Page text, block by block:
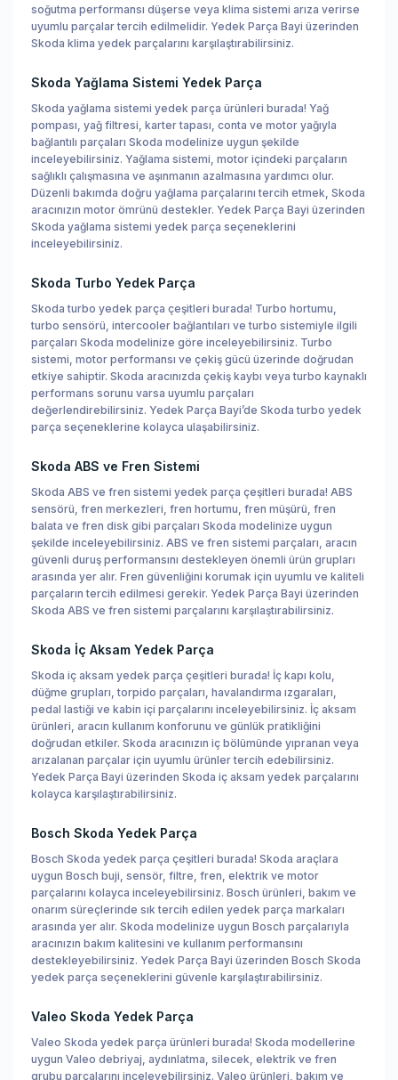
soğutma performansı düşerse veya klima sistemi arıza verirse
uyumlu parçalar tercih edilmelidir. Yedek Parça Bayi üzerinden
Skoda klima yedek parçalarını karşılaştırabilirsiniz.
Skoda Yağlama Sistemi Yedek Parça
Skoda yağlama sistemi yedek parça ürünleri burada! Yağ
pompası, yağ filtresi, karter tapası, conta ve motor yağıyla
bağlantılı parçaları Skoda modelinize uygun şekilde
inceleyebilirsiniz. Yağlama sistemi, motor içindeki parçaların
sağlıklı çalışmasına ve aşınmanın azalmasına yardımcı olur.
Düzenli bakımda doğru yağlama parçalarını tercih etmek, Skoda
aracınızın motor ömrünü destekler. Yedek Parça Bayi üzerinden
Skoda yağlama sistemi yedek parça seçeneklerini
inceleyebilirsiniz.
Skoda Turbo Yedek Parça
Skoda turbo yedek parça çeşitleri burada! Turbo hortumu,
turbo sensörü, intercooler bağlantıları ve turbo sistemiyle ilgili
parçaları Skoda modelinize göre inceleyebilirsiniz. Turbo
sistemi, motor performansı ve çekiş gücü üzerinde doğrudan
etkiye sahiptir. Skoda aracınızda çekiş kaybı veya turbo kaynaklı
performans sorunu varsa uyumlu parçaları
değerlendirebilirsiniz. Yedek Parça Bayi’de Skoda turbo yedek
parça seçeneklerine kolayca ulaşabilirsiniz.
Skoda ABS ve Fren Sistemi
Skoda ABS ve fren sistemi yedek parça çeşitleri burada! ABS
sensörü, fren merkezleri, fren hortumu, fren müşürü, fren
balata ve fren disk gibi parçaları Skoda modelinize uygun
şekilde inceleyebilirsiniz. ABS ve fren sistemi parçaları, aracın
güvenli duruş performansını destekleyen önemli ürün grupları
arasında yer alır. Fren güvenliğini korumak için uyumlu ve kaliteli
parçaların tercih edilmesi gerekir. Yedek Parça Bayi üzerinden
Skoda ABS ve fren sistemi parçalarını karşılaştırabilirsiniz.
Skoda İç Aksam Yedek Parça
Skoda iç aksam yedek parça çeşitleri burada! İç kapı kolu,
düğme grupları, torpido parçaları, havalandırma ızgaraları,
pedal lastiği ve kabin içi parçalarını inceleyebilirsiniz. İç aksam
ürünleri, aracın kullanım konforunu ve günlük pratikliğini
doğrudan etkiler. Skoda aracınızın iç bölümünde yıpranan veya
arızalanan parçalar için uyumlu ürünler tercih edebilirsiniz.
Yedek Parça Bayi üzerinden Skoda iç aksam yedek parçalarını
kolayca karşılaştırabilirsiniz.
Bosch Skoda Yedek Parça
Bosch Skoda yedek parça çeşitleri burada! Skoda araçlara
uygun Bosch buji, sensör, filtre, fren, elektrik ve motor
parçalarını kolayca inceleyebilirsiniz. Bosch ürünleri, bakım ve
onarım süreçlerinde sık tercih edilen yedek parça markaları
arasında yer alır. Skoda modelinize uygun Bosch parçalarıyla
aracınızın bakım kalitesini ve kullanım performansını
destekleyebilirsiniz. Yedek Parça Bayi üzerinden Bosch Skoda
yedek parça seçeneklerini güvenle karşılaştırabilirsiniz.
Valeo Skoda Yedek Parça
Valeo Skoda yedek parça ürünleri burada! Skoda modellerine
uygun Valeo debriyaj, aydınlatma, silecek, elektrik ve fren
grubu parçalarını inceleyebilirsiniz. Valeo ürünleri, bakım ve